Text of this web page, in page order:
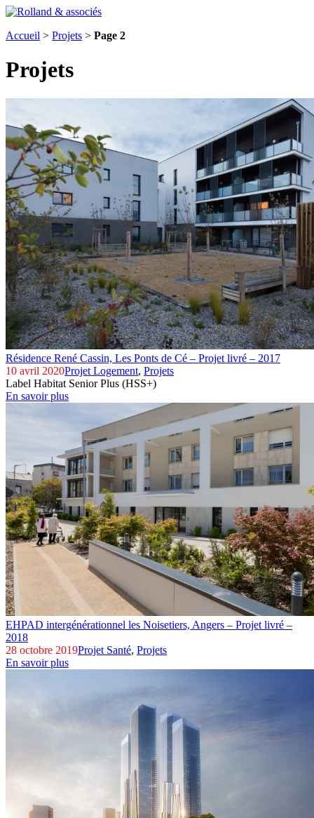
Accueil > Projets > Page 2
Projets
Résidence René Cassin, Les Ponts de Cé – Projet livré – 2017
10 avril 2020Projet Logement, Projets
Label Habitat Senior Plus (HSS+)
En savoir plus
EHPAD intergénérationnel les Noisetiers, Angers – Projet livré –
2018
28 octobre 2019Projet Santé, Projets
En savoir plus